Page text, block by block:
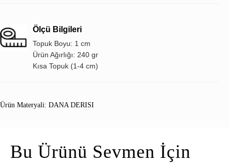
Ölçü Bilgileri
Topuk Boyu: 1 cm
Ürün Ağırlığı: 240 gr
Kısa Topuk (1-4 cm)
Ürün Materyali: DANA DERISI
Bu Ürünü Sevmen İçin